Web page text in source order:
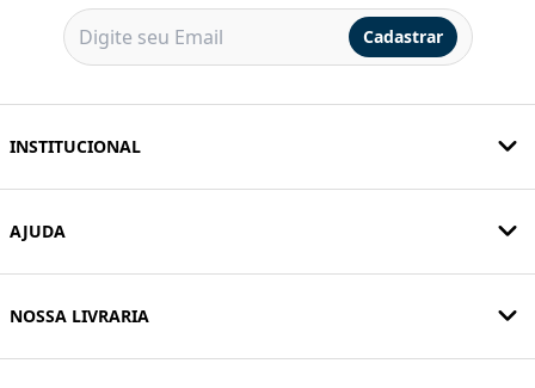
Cadastrar
INSTITUCIONAL
AJUDA
NOSSA LIVRARIA